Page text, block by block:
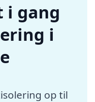
i gang
i
op til